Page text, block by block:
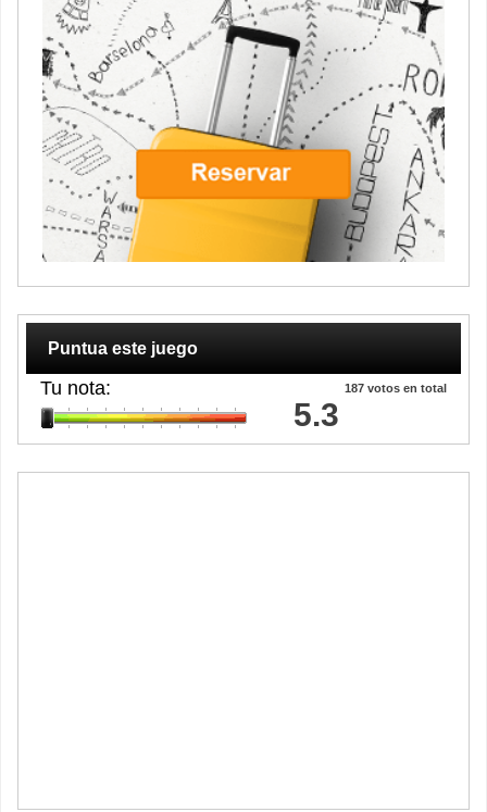
Puntua este juego
187 votos en total
Tu nota:
5.3